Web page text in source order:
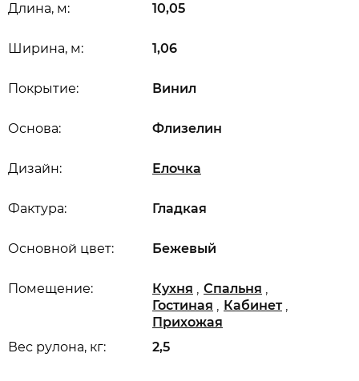
Длина, м: 10,05
Ширина, м: 1,06
Вес рулона, кг: 2,5
Основной цвет: Бежевый
Дизайн: Елочка
Основа: Флизелин
Покрытие: Винил
Помещение: Кухня , Спальня ,
Гостиная , Кабинет ,
Прихожая
Фактура: Гладкая